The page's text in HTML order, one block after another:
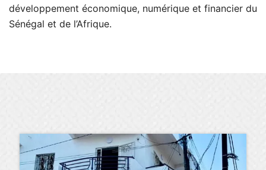
développement économique, numérique et financier du
Sénégal et de l’Afrique.